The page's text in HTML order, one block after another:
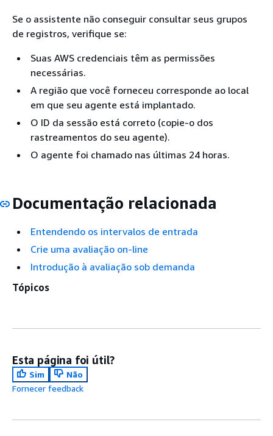
Se o assistente não conseguir consultar seus grupos
de registros, verifique se:
Suas AWS credenciais têm as permissões
necessárias.
A região que você forneceu corresponde ao local
em que seu agente está implantado.
O ID da sessão está correto (copie-o dos
rastreamentos do seu agente).
O agente foi chamado nas últimas 24 horas.
Documentação relacionada
Entendendo os intervalos de entrada
Crie uma avaliação on-line
Introdução à avaliação sob demanda
Tópicos
Esta página foi útil?
Sim
Não
Fornecer feedback